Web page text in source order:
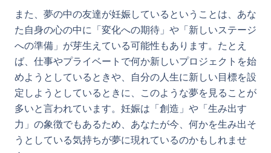
また、夢の中の友達が妊娠しているということは、あな
た自身の心の中に「変化への期待」や「新しいステージ
への準備」が芽生えている可能性もあります。たとえ
ば、仕事やプライベートで何か新しいプロジェクトを始
めようとしているときや、自分の人生に新しい目標を設
定しようとしているときに、このような夢を見ることが
多いと言われています。妊娠は「創造」や「生み出す
力」の象徴でもあるため、あなたが今、何かを生み出そ
うとしている気持ちが夢に現れているのかもしれませ